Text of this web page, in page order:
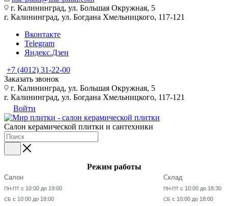
г. Калининград, ул. Большая Окружная, 5
г. Калининград, ул. Богдана Хмельницкого, 117-121
Вконтакте
Telegram
Яндекс.Дзен
+7 (4012) 31-22-00
Заказать звонок
г. Калининград, ул. Большая Окружная, 5
г. Калининград, ул. Богдана Хмельницкого, 117-121
Войти
Салон керамической плитки и сантехники
Режим работы
Салон
ПН-ПТ с 10:00 до 19:00
СБ с 10:00 до 18:00
Склад
ПН-ПТ с 10:00 до 18:30
СБ с 10:00 до 18:00